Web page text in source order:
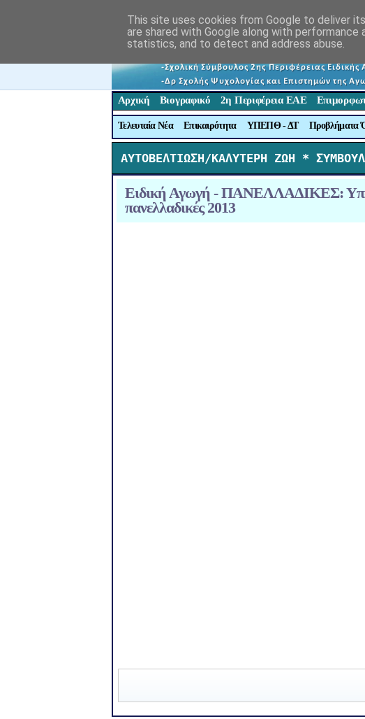
Αρχική Βιογραφικό 2η Περιφέρεια ΕΑΕ
Τελευταία Νέα Επικαιρότητα ΥΠΕΠΘ - ΔΤ Προβλήματα
ΑΥΤΟΒΕΛΤΙΩΣΗ/ΚΑΛΥΤΕΡΗ ΖΩΗ *
Ειδική Αγωγή - ΠΑΝΕΛΛΑΔΙΚΕΣ:
πανελλαδικές 2013
This site uses cookies from Google to deliver
are shared with Google along with
statistics, and to detect and address abuse.